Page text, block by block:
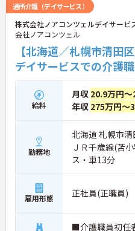
通所介護（デイサービス）
株式会社ノアコンツェルデイサー
会社ノアコンツェル
【北海道／札幌市清田
デイサービスでの介護
給料
月収 20.9万円
年収 275万円～
勤務地
北海道 札幌市
ＪＲ千歳線(苫
ス・車13分
雇用形態 正社員(正職員)
■介護職員初任